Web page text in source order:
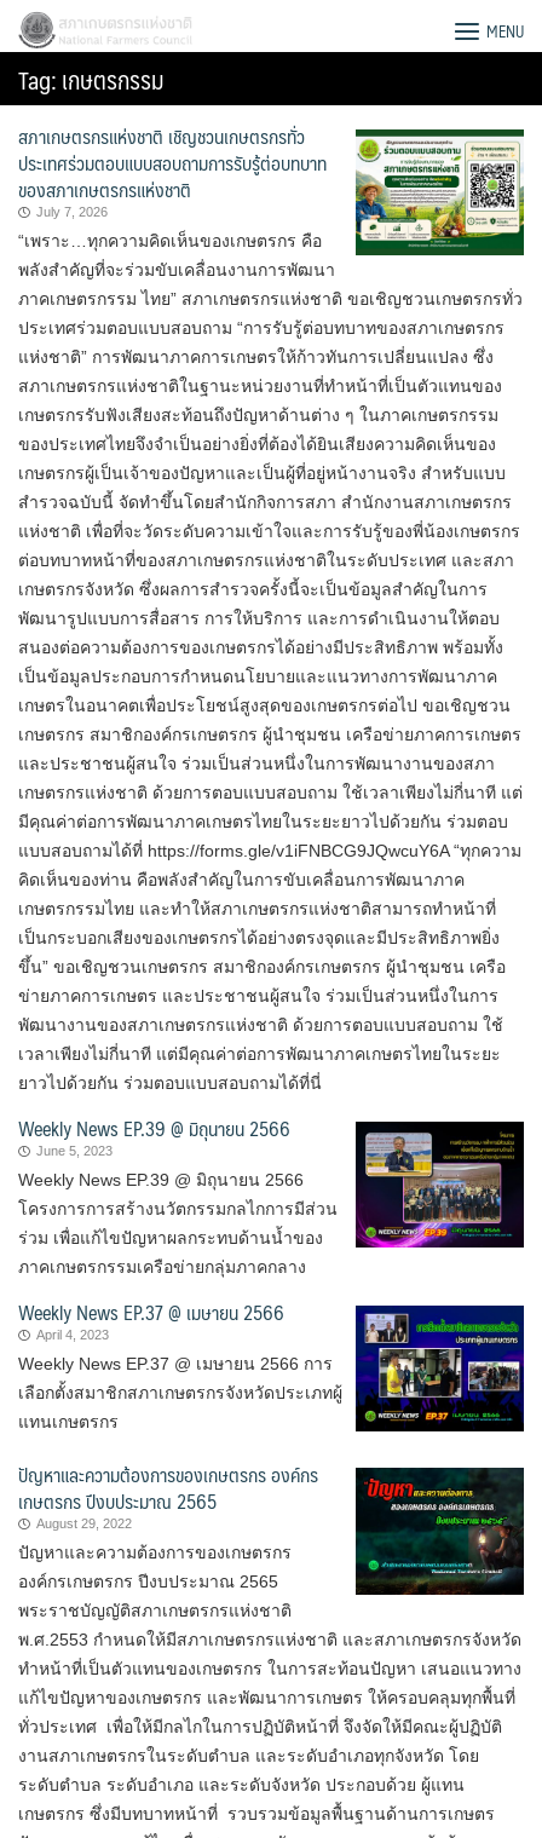
Skip
content
Search
for:
สภาเกษตรกรแห่งชาติ MENU
Tag:เกษตรกรรม
สภาเกษตรกรแห่งชาติ เชิญชวนเกษตรกรทั่ว
ประเทศร่วมตอบแบบสอบถามการรับรู้ต่อบทบาท
ของสภาเกษตรกรแห่งชาติ
July 7, 2026
“เพราะ…ทุกความคิดเห็นของเกษตรกร คือ
พลังสำคัญที่จะร่วมขับเคลื่อนงานการพัฒนา
ภาคเกษตรกรรม ไทย” สภาเกษตรกรแห่งชาติ ขอเชิญชวนเกษตรกรทั่ว
ประเทศร่วมตอบแบบสอบถาม “การรับรู้ต่อบทบาทของสภาเกษตรกร
แห่งชาติ” การพัฒนาภาคการเกษตรให้ก้าวทันการเปลี่ยนแปลง ซึ่ง
สภาเกษตรกรแห่งชาติในฐานะหน่วยงานที่ทำหน้าที่เป็นตัวแทนของ
เกษตรกรรับฟังเสียงสะท้อนถึงปัญหาด้านต่าง ๆ ในภาคเกษตรกรรม
ของประเทศไทยจึงจำเป็นอย่างยิ่งที่ต้องได้ยินเสียงความคิดเห็นของ
เกษตรกรผู้เป็นเจ้าของปัญหาและเป็นผู้ที่อยู่หน้างานจริง สำหรับแบบ
สำรวจฉบับนี้ จัดทำขึ้นโดยสำนักกิจการสภา สำนักงานสภาเกษตรกร
แห่งชาติ เพื่อที่จะวัดระดับความเข้าใจและการรับรู้ของพี่น้องเกษตรกร
ต่อบทบาทหน้าที่ของสภาเกษตรกรแห่งชาติในระดับประเทศ และสภา
เกษตรกรจังหวัด ซึ่งผลการสำรวจครั้งนี้จะเป็นข้อมูลสำคัญในการ
พัฒนารูปแบบการสื่อสาร การให้บริการ และการดำเนินงานให้ตอบ
สนองต่อความต้องการของเกษตรกรได้อย่างมีประสิทธิภาพ พร้อมทั้ง
เป็นข้อมูลประกอบการกำหนดนโยบายและแนวทางการพัฒนาภาค
เกษตรในอนาคตเพื่อประโยชน์สูงสุดของเกษตรกรต่อไป ขอเชิญชวน
เกษตรกร สมาชิกองค์กรเกษตรกร ผู้นำชุมชน เครือข่ายภาคการเกษตร
และประชาชนผู้สนใจ ร่วมเป็นส่วนหนึ่งในการพัฒนางานของสภา
เกษตรกรแห่งชาติ ด้วยการตอบแบบสอบถาม ใช้เวลาเพียงไม่กี่นาที แต่
มีคุณค่าต่อการพัฒนาภาคเกษตรไทยในระยะยาวไปด้วยกัน ร่วมตอบ
แบบสอบถามได้ที่ https://forms.gle/v1iFNBCG9JQwcuY6A “ทุกความ
คิดเห็นของท่าน คือพลังสำคัญในการขับเคลื่อนการพัฒนาภาค
เกษตรกรรมไทย และทำให้สภาเกษตรกรแห่งชาติสามารถทำหน้าที่
เป็นกระบอกเสียงของเกษตรกรได้อย่างตรงจุดและมีประสิทธิภาพยิ่ง
ขึ้น” ขอเชิญชวนเกษตรกร สมาชิกองค์กรเกษตรกร ผู้นำชุมชน เครือ
ข่ายภาคการเกษตร และประชาชนผู้สนใจ ร่วมเป็นส่วนหนึ่งในการ
พัฒนางานของสภาเกษตรกรแห่งชาติ ด้วยการตอบแบบสอบถาม ใช้
เวลาเพียงไม่กี่นาที แต่มีคุณค่าต่อการพัฒนาภาคเกษตรไทยในระยะ
ยาวไปด้วยกัน ร่วมตอบแบบสอบถามได้ที่นี่
Weekly News EP.39 @ มิถุนายน 2566
June 5, 2023
Weekly News EP.39 @ มิถุนายน 2566
โครงการการสร้างนวัตกรรมกลไกการมีส่วน
ร่วม เพื่อแก้ไขปัญหาผลกระทบด้านน้ำของ
ภาคเกษตรกรรมเครือข่ายกลุ่มภาคกลาง
Weekly News EP.37 @ เมษายน 2566
April 4, 2023
Weekly News EP.37 @ เมษายน 2566 การ
เลือกตั้งสมาชิกสภาเกษตรกรจังหวัดประเภทผู้
แทนเกษตรกร
ปัญหาและความต้องการของเกษตรกร องค์กร
เกษตรกร ปีงบประมาณ 2565
August 29, 2022
ปัญหาและความต้องการของเกษตรกร
องค์กรเกษตรกร ปีงบประมาณ 2565
พระราชบัญญัติสภาเกษตรกรแห่งชาติ
พ.ศ.2553 กำหนดให้มีสภาเกษตรกรแห่งชาติ และสภาเกษตรกรจังหวัด
ทำหน้าที่เป็นตัวแทนของเกษตรกร ในการสะท้อนปัญหา เสนอแนวทาง
แก้ไขปัญหาของเกษตรกร และพัฒนาการเกษตร ให้ครอบคลุมทุกพื้นที่
ทั่วประเทศ เพื่อให้มีกลไกในการปฏิบัติหน้าที่ จึงจัดให้มีคณะผู้ปฏิบัติ
งานสภาเกษตรกรในระดับตำบล และระดับอำเภอทุกจังหวัด โดย
ระดับตำบล ระดับอำเภอ และระดับจังหวัด ประกอบด้วย ผู้แทน
เกษตรกร ซึ่งมีบทบาทหน้าที่ รวบรวมข้อมูลพื้นฐานด้านการเกษตร